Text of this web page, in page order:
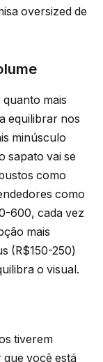
oversized de
mais
equilibrar nos
minúsculo
sapato vai se
como
como
600, cada vez
mais
(R$150-250)
o visual.
tiverem
você está